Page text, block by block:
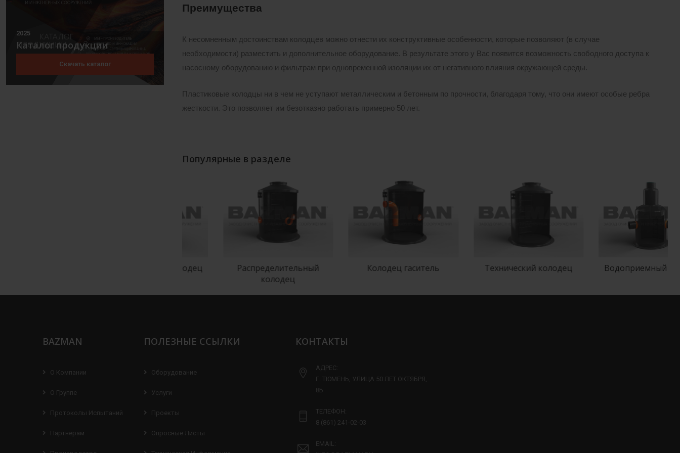
2025
Каталог продукции
Скачать каталог
Преимущества
К несомненным достоинствам колодцев можно отнести их конструктивные особенности, которые позволяют (в случае
необходимости) разместить и дополнительное оборудование. В результате этого у Вас появится возможность свободного доступа к
насосному оборудованию и фильтрам при одновременной изоляции их от негативного влияния окружающей среды.
Пластиковые колодцы ни в чем не уступают металлическим и бетонным по прочности, благодаря тому, что они имеют особые ребра
жесткости. Это позволяет им безотказно работать примерно 50 лет.
Популярные в разделе
Распределительный
колодец
Колодец гаситель Технический колодец Водоприемный колодец
BAZMAN
О Компании
О Группе
Протоколы Испытаний
Партнерам
ПОЛЕЗНЫЕ ССЫЛКИ
Оборудование
Услуги
Проекты
Опросные Листы
КОНТАКТЫ
АДРЕС:
Г. ТЮМЕНЬ, УЛИЦА 50 ЛЕТ ОКТЯБРЯ,
8Б
ТЕЛЕФОН:
8 (861) 241-02-03
EMAIL: